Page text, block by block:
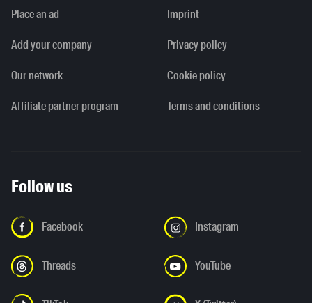
Place an ad
Add your company
Our network
Affiliate partner program
Imprint
Privacy policy
Cookie policy
Terms and conditions
Follow us
Facebook Instagram
Threads YouTube